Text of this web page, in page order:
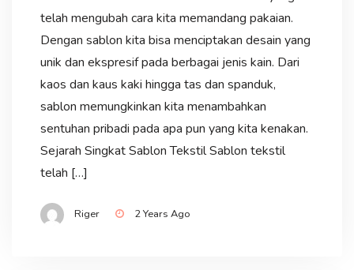
telah mengubah cara kita memandang pakaian.
Dengan sablon kita bisa menciptakan desain yang
unik dan ekspresif pada berbagai jenis kain. Dari
kaos dan kaus kaki hingga tas dan spanduk,
sablon memungkinkan kita menambahkan
sentuhan pribadi pada apa pun yang kita kenakan.
Sejarah Singkat Sablon Tekstil Sablon tekstil
telah […]
Riger 2 Years Ago